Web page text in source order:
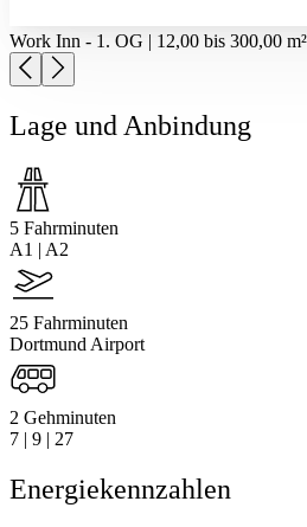
Work Inn - 1. OG | 12,00 bis 300,00 m²
Lage und Anbindung
5 Fahrminuten
A1 | A2
25 Fahrminuten
Dortmund Airport
2 Gehminuten
7 | 9 | 27
Energiekennzahlen